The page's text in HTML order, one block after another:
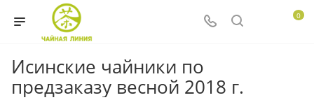
0
Исинские чайники по
предзаказу весной 2018 г.